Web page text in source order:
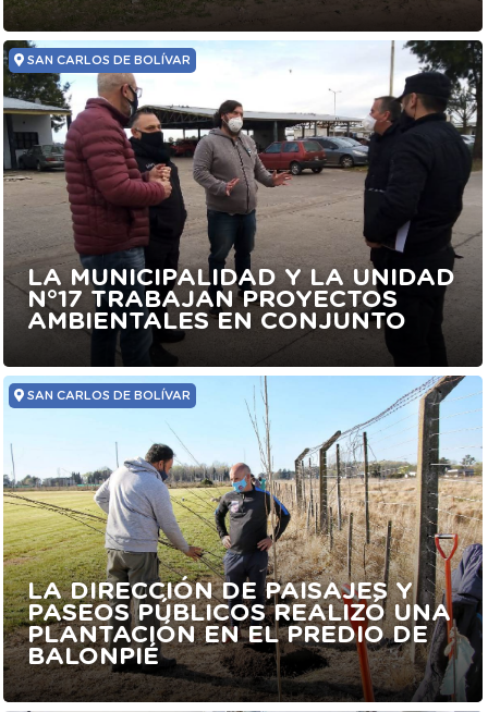
SAN CARLOS DE BOLÍVAR
LA MUNICIPALIDAD Y LA UNIDAD
N°17 TRABAJAN PROYECTOS
AMBIENTALES EN CONJUNTO
SAN CARLOS DE BOLÍVAR
LA DIRECCIÓN DE PAISAJES Y
PASEOS PÚBLICOS REALIZÓ UNA
PLANTACIÓN EN EL PREDIO DE
BALONPIÉ